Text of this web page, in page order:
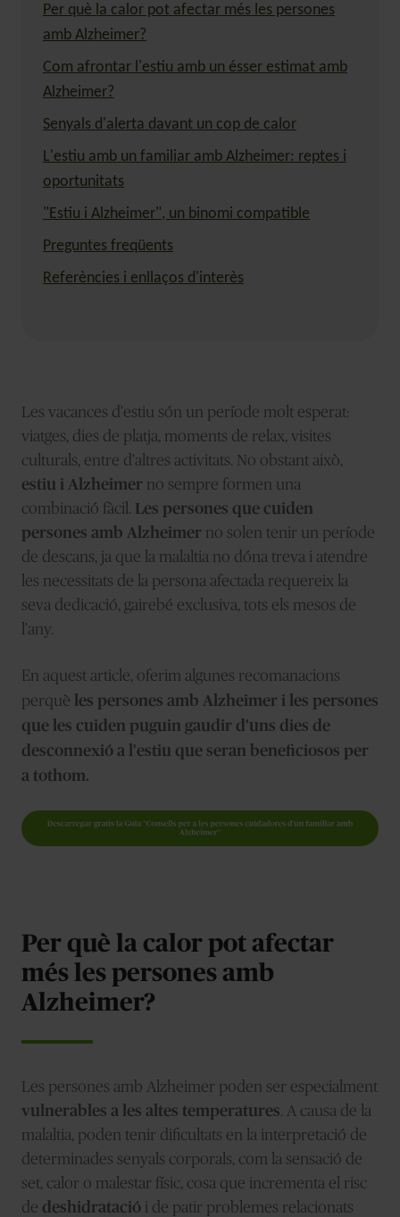
Per què la calor pot afectar més les persones
amb Alzheimer?
Com afrontar l'estiu amb un ésser estimat amb
Alzheimer?
Senyals d'alerta davant un cop de calor
L'estiu amb un familiar amb Alzheimer: reptes i
oportunitats
"Estiu i Alzheimer", un binomi compatible
Preguntes freqüents
Referències i enllaços d'interès
Les vacances d'estiu són un període molt esperat:
viatges, dies de platja, moments de relax, visites
culturals, entre d'altres activitats. No obstant això,
estiu i Alzheimer no sempre formen una
combinació fàcil. Les persones que cuiden
persones amb Alzheimer no solen tenir un període
de descans, ja que la malaltia no dóna treva i atendre
les necessitats de la persona afectada requereix la
seva dedicació, gairebé exclusiva, tots els mesos de
l'any.
En aquest article, oferim algunes recomanacions
perquè
les persones amb Alzheimer i les persones
que les cuiden puguin gaudir d'uns dies de
desconnexió a l'estiu que seran beneficiosos per
a tothom.
Per què la calor pot afectar
més les persones amb
Alzheimer?
Les persones amb Alzheimer poden ser especialment
vulnerables a les altes temperatures. A causa de la
malaltia, poden tenir dificultats en la interpretació de
determinades senyals corporals, com la sensació de
set, calor o malestar físic, cosa que incrementa el risc
de deshidratació i de patir problemes relacionats